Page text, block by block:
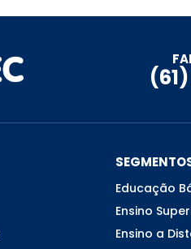
Educação
Ensino
Ensino a